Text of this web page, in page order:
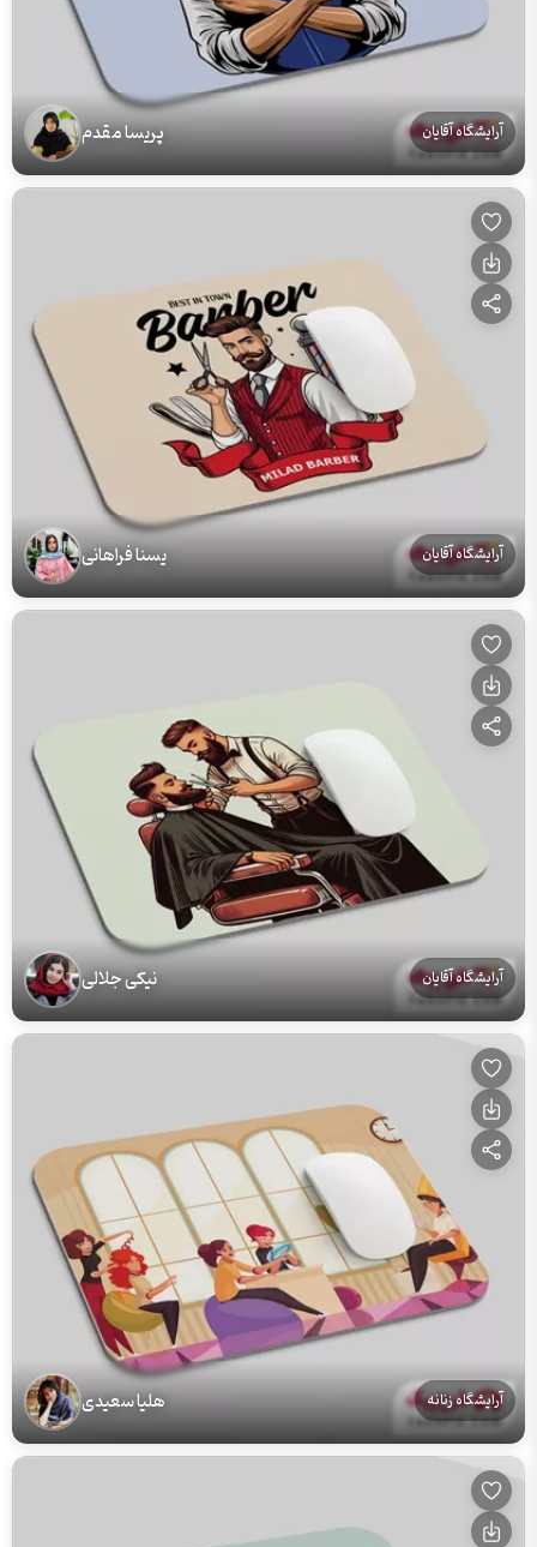
آرایشگاه آقایان پریسا مقدم
آرایشگاه آقایان یسنا فراهانی
آرایشگاه آقایان نیکی جلالی
آرایشگاه زنانه هلیا سعیدی